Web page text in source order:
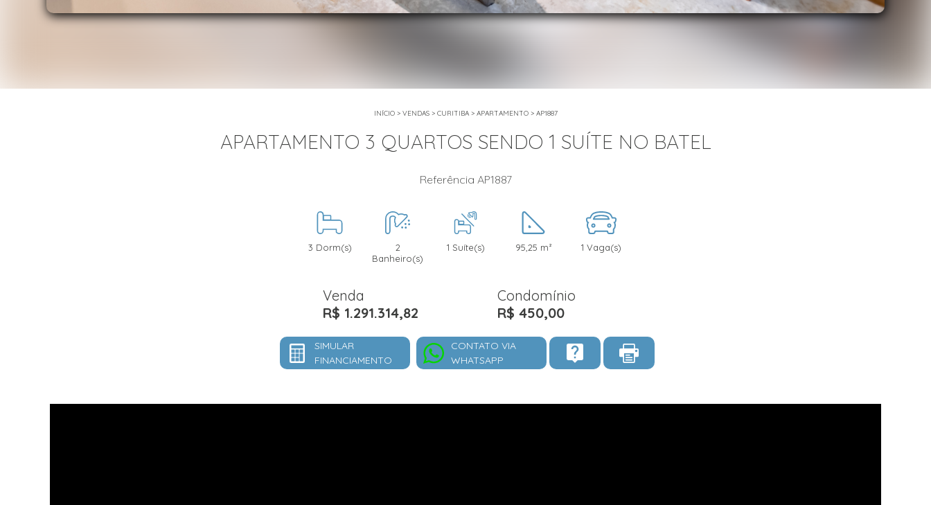
INÍCIO> VENDAS> CURITIBA> APARTAMENTO> AP1887
APARTAMENTO 3 QUARTOS SENDO 1 SUÍTE NO BATEL
Referência AP1887
3 Dorm(s)
2
Banheiro(s)
1 Suíte(s) 95,25 m² 1 Vaga(s)
Venda
R$ 1.291.314,82
Condomínio
R$ 450,00
SIMULAR
FINANCIAMENTO
CONTATO VIA
WHATSAPP